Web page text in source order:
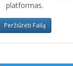
platformas.
Peržiūrėti Failą